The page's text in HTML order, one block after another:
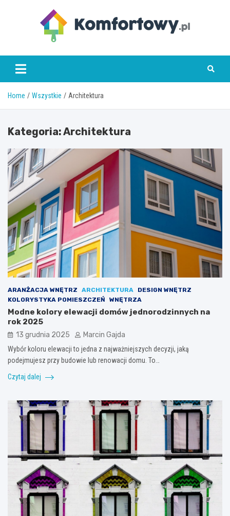
komfortowy.pl
Home Wszystkie Architektura
Kategoria:Architektura
ARANŻACJA WNĘTRZ ARCHITEKTURA
DESIGN WNĘTRZ
KOLORYSTYKA POMIESZCZEŃ
WNĘTRZA
Modne kolory elewacji domów jednorodzinnych na
rok 2025
13 grudnia 2025 Marcin Gajda
Wybór koloru elewacji to jedna z najważniejszych decyzji, jaką
podejmujesz przy budowie lub renowacji domu. To…
Czytaj dalej